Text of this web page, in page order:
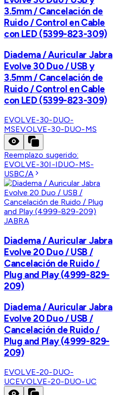
3.5mm / Cancelación de
Ruido / Control en Cable
con LED (5399-823-309)
Diadema / Auricular Jabra
Evolve 30 Duo / USB y
3.5mm / Cancelación de
Ruido / Control en Cable
con LED (5399-823-309)
EVOLVE-30-DUO-
MSEVOLVE-30-DUO-MS
Reemplazo sugerido:
EVOLVE-30I-IDUO-MS-
USBC/A
JABRA
Diadema / Auricular Jabra
Evolve 20 Duo / USB /
Cancelación de Ruido /
Plug and Play (4999-829-
209)
Diadema / Auricular Jabra
Evolve 20 Duo / USB /
Cancelación de Ruido /
Plug and Play (4999-829-
209)
EVOLVE-20-DUO-
UCEVOLVE-20-DUO-UC